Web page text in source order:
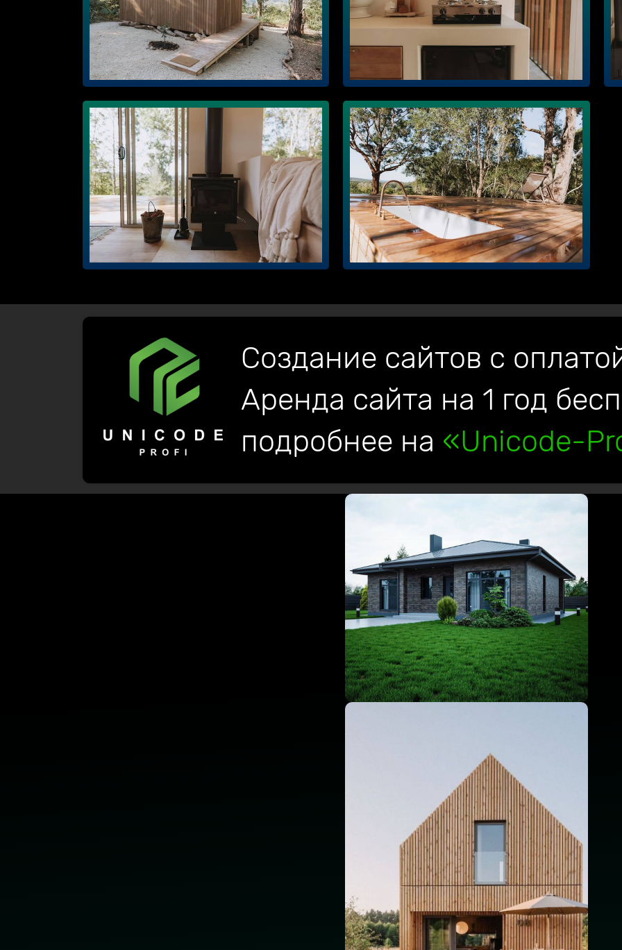
Создание сайтов с
Аренда сайта на 1 год
подробнее на «Unicode-